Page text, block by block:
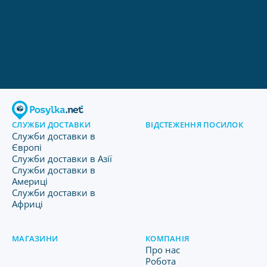
СЛУЖБИ ДОСТАВКИ
Служби доставки в
Європі
Служби доставки в Азії
Служби доставки в
Америці
Служби доставки в
Африці
ВІДСТЕЖЕННЯ ПОСИЛОК
МАГАЗИНИ КОМПАНІЯ
Про нас
Робота